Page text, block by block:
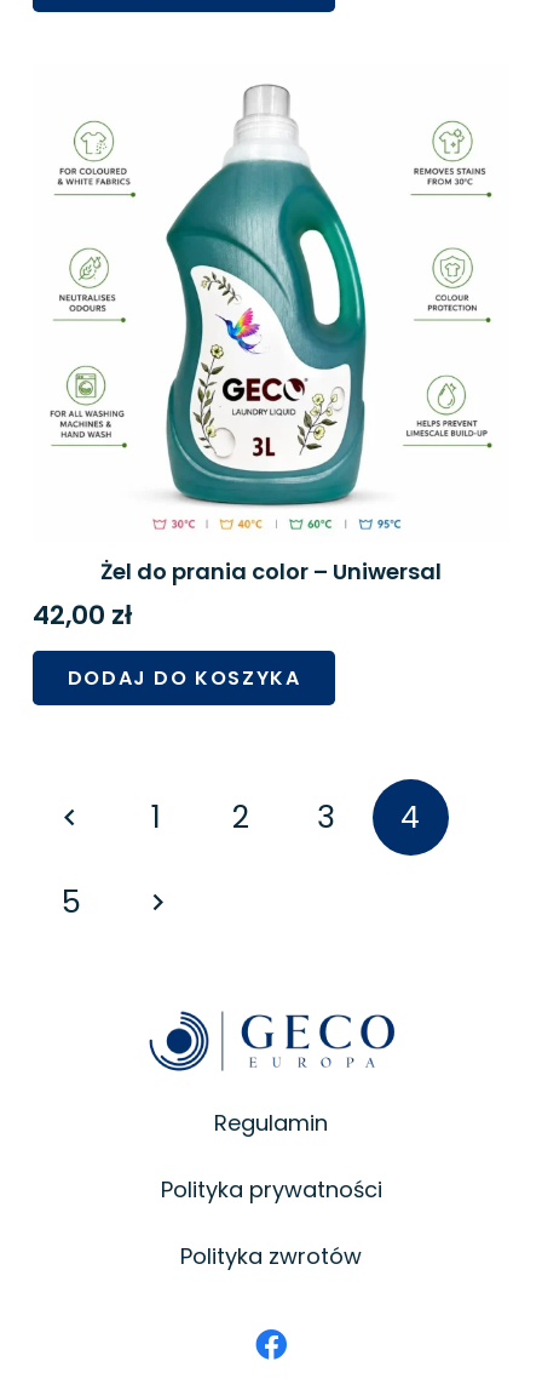
Żel do prania color – Uniwersal
42,00 zł
DODAJ DO KOSZYKA
Nawigacja
po
wpisach
1 2 3 4
5
Regulamin
Polityka prywatności
Polityka zwrotów